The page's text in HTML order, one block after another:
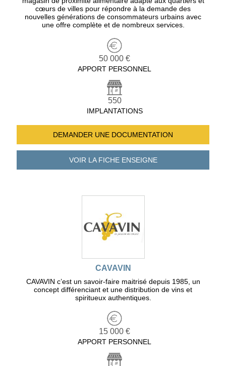
cœurs de villes pour répondre à la demande des
nouvelles générations de consommateurs urbains avec
une offre complète et de nombreux services.
50 000 €
APPORT PERSONNEL
550
IMPLANTATIONS
DEMANDER UNE DOCUMENTATION
VOIR LA FICHEENSEIGNE
CAVAVIN
CAVAVIN c’est un savoir-faire maitrisé depuis 1985, un
concept différenciant et une distribution de vins et
spiritueux authentiques.
15 000 €
APPORT PERSONNEL